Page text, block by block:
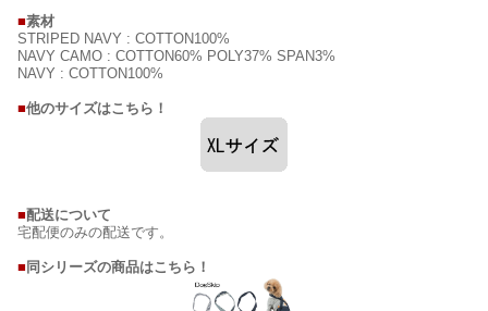
■素材
STRIPED NAVY : COTTON100%
NAVY CAMO : COTTON60% POLY37% SPAN3%
NAVY : COTTON100%
■他のサイズはこちら！
■配送について
宅配便のみの配送です。
■ 同シリーズの商品はこちら！